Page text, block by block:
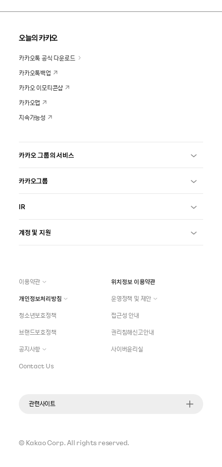
오늘의 카카오
카카오톡 공식 다운로드
카카오톡백업
카카오 이모티콘샵
카카오맵
지속가능성
카카오 그룹의 서비스
카카오그룹
IR
계정 및 지원
이용약관
위치정보 이용약관
개인정보처리방침
운영정책 및 제안
청소년보호정책
접근성 안내
브랜드보호정책
권리침해신고안내
공지사항
사이버윤리실
Contact Us
관련사이트
© Kakao Corp.All rights reserved.